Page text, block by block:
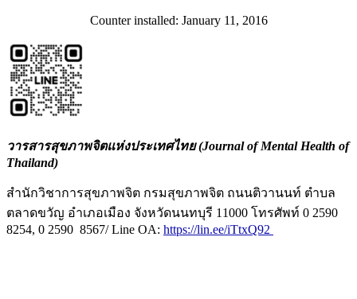
Counter installed: January 11, 2016
วารสารสุขภาพจิตแห่งประเทศไทย (Journal of Mental Health of
Thailand)
สำนักวิชาการสุขภาพจิต กรมสุขภาพจิต ถนนติวานนท์ ตำบล
ตลาดขวัญ อำเภอเมือง จังหวัดนนทบุรี 11000 โทรศัพท์ 0 2590
8254, 0 2590 8567/ Line OA: https://lin.ee/iTtxQ92